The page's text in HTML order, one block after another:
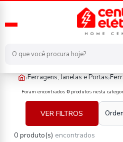
›Ferragens, Janelas e Portas›
ferragens-janelas-e-portas/
Foram encontrados 0 produtos nesta
VER FILTROS
0 produto(s) encontrados